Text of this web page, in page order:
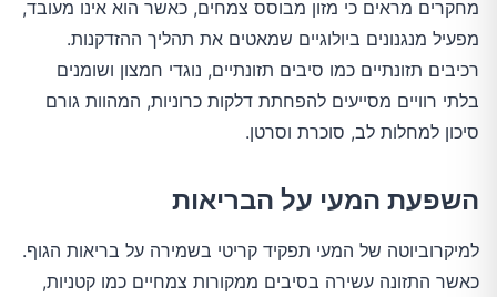
מחקרים מראים כי מזון מבוסס צמחים, כאשר הוא אינו מעובד,
מפעיל מנגנונים ביולוגיים שמאטים את תהליך ההזדקנות.
רכיבים תזונתיים כמו סיבים תזונתיים, נוגדי חמצון ושומנים
בלתי רוויים מסייעים להפחתת דלקות כרוניות, המהוות גורם
סיכון למחלות לב, סוכרת וסרטן.
השפעת המעי על הבריאות
למיקרוביוטה של המעי תפקיד קריטי בשמירה על בריאות הגוף.
כאשר התזונה עשירה בסיבים ממקורות צמחיים כמו קטניות,